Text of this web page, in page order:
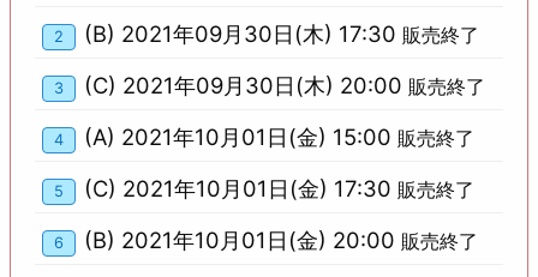
2 (B) 2021年09月30日(木) 17:30 販売終了
3 (C) 2021年09月30日(木) 20:00 販売終了
4 (A) 2021年10月01日(金) 15:00 販売終了
5 (C) 2021年10月01日(金) 17:30 販売終了
6 (B) 2021年10月01日(金) 20:00 販売終了